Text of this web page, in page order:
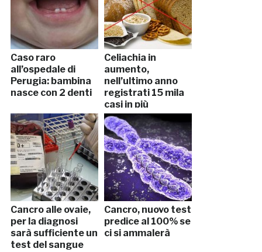
Caso raro
all’ospedale di
Perugia: bambina
nasce con 2 denti
Celiachia in
aumento,
nell’ultimo anno
registrati 15 mila
casi in più
Cancro alle ovaie,
per la diagnosi
sarà sufficiente un
test del sangue
Cancro, nuovo test
predice al 100% se
ci si ammalerà